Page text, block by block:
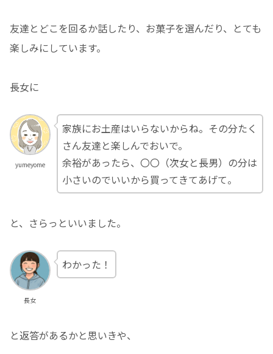
友達とどこを回るか話したり、お菓子を選んだり、とても
楽しみにしています。
長女に
yumeyome
家族にお土産はいらないからね。その分たく
さん友達と楽しんでおいで。
余裕があったら、〇〇（次女と長男）の分は
小さいのでいいから買ってきてあげて。
と、さらっといいました。
長女
わかった！
と返答があるかと思いきや、